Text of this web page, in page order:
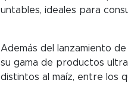
untables, ideales para
Además del lanzamiento
su gama de productos
distintos al maíz, entre los